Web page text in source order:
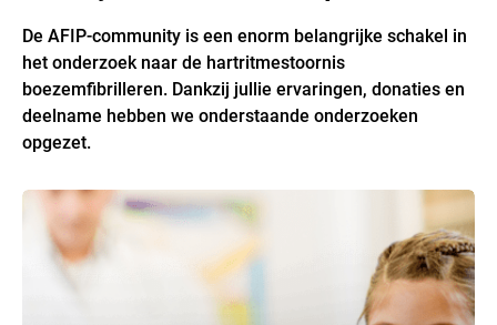
De AFIP-community is een enorm belangrijke schakel in
het onderzoek naar de hartritmestoornis
boezemfibrilleren. Dankzij jullie ervaringen, donaties en
deelname hebben we onderstaande onderzoeken
opgezet.